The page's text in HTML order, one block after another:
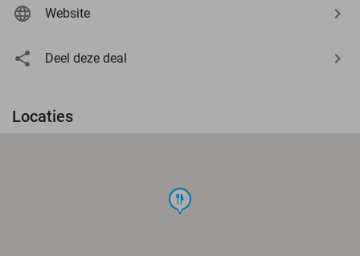
Website
Deel deze deal
Locaties
food